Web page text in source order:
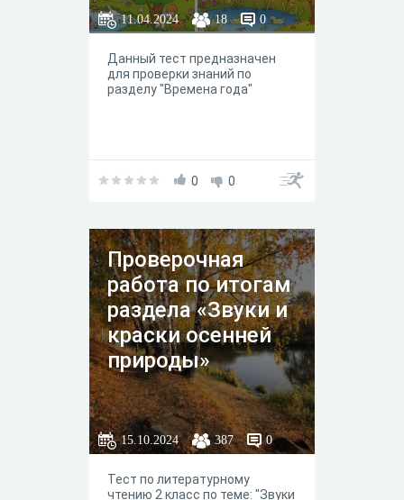
11.04.2024 18 0
Данный тест предназначен
для проверки знаний по
разделу "Времена года"
0 0
Проверочная
работа по итогам
раздела «Звуки и
краски осенней
природы»
15.10.2024 387 0
Тест по литературному
чтению 2 класс по теме: "Звуки